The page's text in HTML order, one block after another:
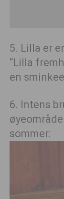
5. Lilla er
“Lilla
en
6. Intens
sommer: